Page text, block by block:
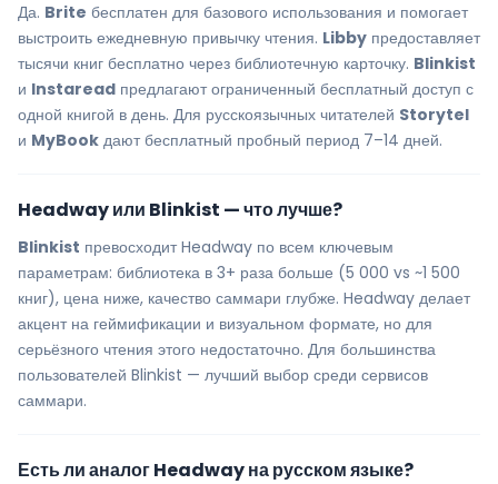
Да. Brite бесплатен для базового использования и помогает
выстроить ежедневную привычку чтения. Libby предоставляет
тысячи книг бесплатно через библиотечную карточку. Blinkist
и Instaread предлагают ограниченный бесплатный доступ с
одной книгой в день. Для русскоязычных читателей Storytel
и MyBook дают бесплатный пробный период 7–14 дней.
Headway или Blinkist — что лучше?
Blinkist превосходит Headway по всем ключевым
параметрам: библиотека в 3+ раза больше (5 000 vs ~1 500
книг), цена ниже, качество саммари глубже. Headway делает
акцент на геймификации и визуальном формате, но для
серьёзного чтения этого недостаточно. Для большинства
пользователей Blinkist — лучший выбор среди сервисов
саммари.
Есть ли аналог Headway на русском языке?